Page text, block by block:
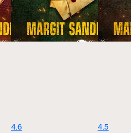
4.6
4.5